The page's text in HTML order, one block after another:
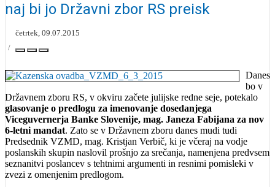
naj bi jo Državni zbor RS preisk
četrtek, 09.07.2015
Danes
bo v
Državnem zboru RS, v okviru začete julijske redne seje, potekalo
glasovanje o predlogu za imenovanje dosedanjega
Viceguvernerja Banke Slovenije, mag. Janeza Fabijana za nov
6-letni mandat. Zato se v Državnem zboru danes mudi tudi
Predsednik VZMD, mag. Kristjan Verbič, ki je včeraj na vodje
poslanskih skupin naslovil prošnjo za srečanja, namenjena predvsem
seznanitvi poslancev s tehtnimi argumenti in resnimi pomisleki v
zvezi z omenjenim predlogom.